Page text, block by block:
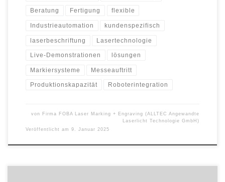
Beratung Fertigung flexible
Industrieautomation kundenspezifisch
laserbeschriftung Lasertechnologie
Live-Demonstrationen lösungen
Markiersysteme Messeauftritt
Produktionskapazität Roboterintegration
von Firma FOBA Laser Marking + Engraving (ALLTEC Angewandte
Laserlicht Technologie GmbH)
Veröffentlicht am 9. Januar 2025